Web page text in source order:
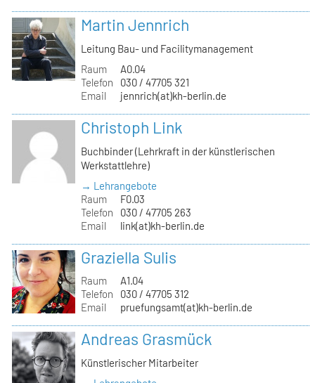
Martin Jennrich
Leitung Bau- und Facilitymanagement
Raum
A0.04
Telefon
030 / 47705 321
Email
jennrich(at)kh-berlin.de
Christoph Link
Buchbinder (Lehrkraft in der künstlerischen
Werkstattlehre)
→ Lehrangebote
Raum
F0.03
Telefon
030 / 47705 263
Email
link(at)kh-berlin.de
Graziella Sulis
Raum
A1.04
Telefon
030 / 47705 312
Email
pruefungsamt(at)kh-berlin.de
Andreas Grasmück
Künstlerischer Mitarbeiter